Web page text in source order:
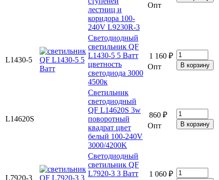
лестниц и
коридора 100-
240V L9230R-3
Опт
L1430-5
Светодиодный
светильник QF
L1430-5 5 Ватт
цветность
светодиода 3000
4500к
1 160 ₽
Опт
L14620S
Светильник
светодиодный
QF L14620S 3w
поворотный
квадрат цвет
белый 100-240V
3000/4200K
860 ₽
Опт
L7920-3
Светодиодный
светильник QF
L7920-3 3 Ватт
1 060 ₽